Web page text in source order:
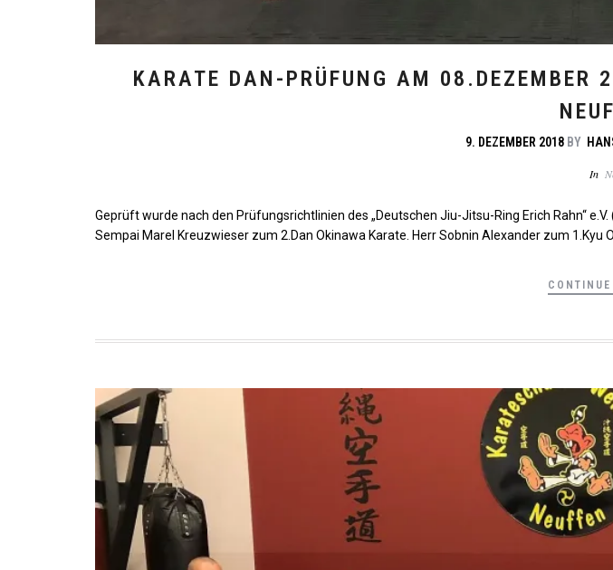
KARATE DAN-PRÜFUNG AM
9. DEZEMBER 2018 BY
In
Geprüft wurde nach den Prüfungsrichtlinien des „Deutschen Jiu-Jitsu-Ring Erich Rahn“
Sempai Marel Kreuzwieser zum 2.Dan Okinawa Karate. Herr Sobnin Alexander zum